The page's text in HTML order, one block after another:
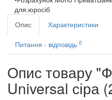
для.юросіб
Опис
Характеристики
Питання - відповідь 0
Опис товару
Universal сіра